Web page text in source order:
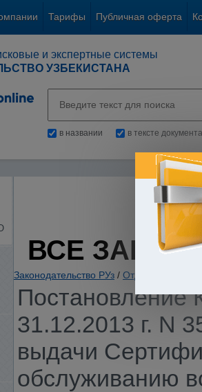
Тарифы Публичная оферта
и экспертные системы
УЗБЕКИСТАНА
в названии в тексте документа
ВСЕ
Законодательство РУз / Отдельные
Постановление
31.12.2013 г. N
выдачи
обслуживанию